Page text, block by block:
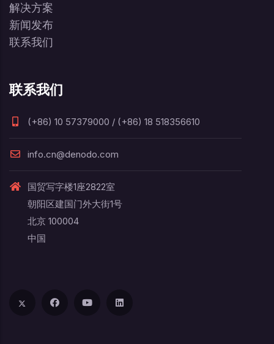
解决方案
新闻发布
联系我们
联系我们
(+86) 10 57379000 / (+86) 18 518356610
info.cn@denodo.com
国贸写字楼1座2822室
朝阳区建国门外大街1号
北京 100004
中国